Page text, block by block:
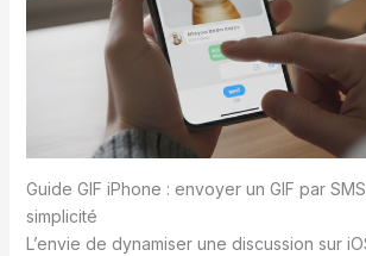
Guide GIF iPhone : envoyer un GIF par
simplicité
L’envie de dynamiser une discussion sur